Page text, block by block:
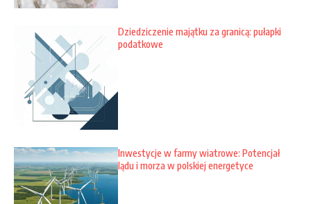
Dziedziczenie majątku za granicą: pułapki
podatkowe
Inwestycje w farmy wiatrowe: Potencjał
lądu i morza w polskiej energetyce